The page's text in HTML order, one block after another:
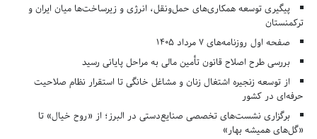
پیگیری توسعه همکاری‌های حمل‌ونقل، انرژی و زیرساخت‌ها میان ایران و
ترکمنستان
صفحه اول روزنامه‌های 7 مرداد 1405
بررسی طرح اصلاح قانون تأمین مالی به مراحل پایانی رسید
از توسعه زنجیره اشتغال زنان و مشاغل خانگی تا استقرار نظام صلاحیت
حرفه‌ای در کشور
برگزاری نشست‌های تخصصی صنایع‌دستی در البرز؛ از «روح خیال» تا
«گل‌های همیشه بهار»